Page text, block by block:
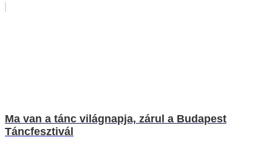
Ma van a tánc világnapja, zárul a Budapest
Táncfesztivál